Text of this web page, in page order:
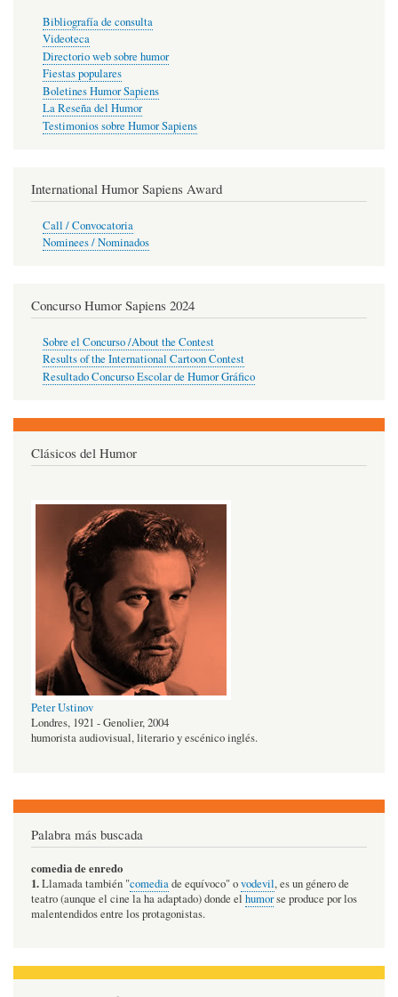
Bibliografía de consulta
Videoteca
Directorio web sobre humor
Fiestas populares
Boletines Humor Sapiens
La Reseña del Humor
Testimonios sobre Humor Sapiens
International Humor Sapiens Award
Call / Convocatoria
Nominees / Nominados
Concurso Humor Sapiens 2024
Sobre el Concurso /About the Contest
Results of the International Cartoon Contest
Resultado Concurso Escolar de Humor Gráfico
Clásicos del Humor
Peter Ustinov
Londres, 1921 - Genolier, 2004
humorista audiovisual, literario y escénico inglés.
Palabra más buscada
comedia de enredo
1.Llamada también "comediade equívoco" ovodevil, es un género de
teatro (aunque el cine la ha adaptado) donde el humorse produce por los
malentendidos entre los protagonistas.